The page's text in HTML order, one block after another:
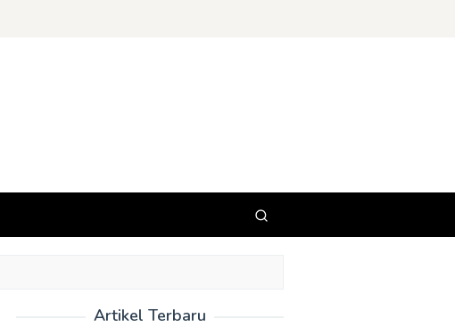
Artikel Terbaru